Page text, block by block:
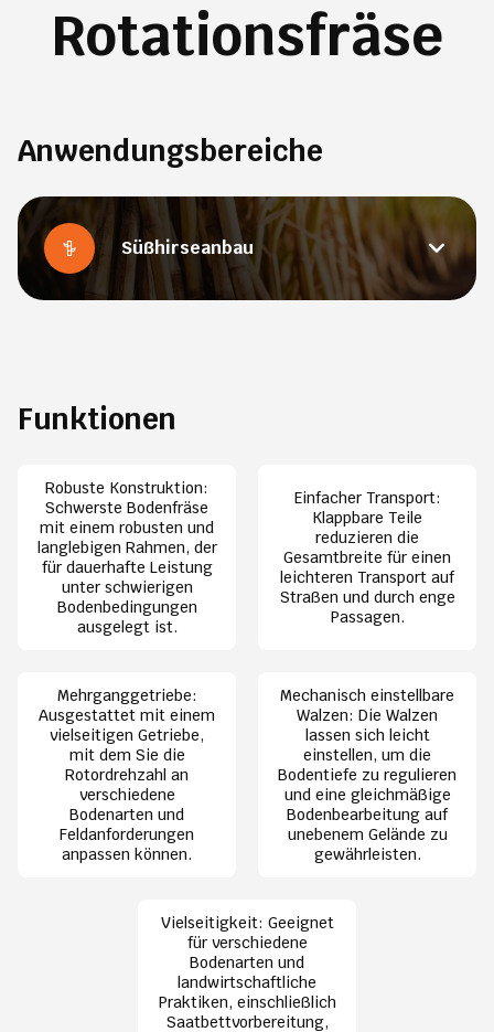
Rotationsfräse
Anwendungsbereiche
Süßhirseanbau
Funktionen
Robuste Konstruktion:
Schwerste Bodenfräse
mit einem robusten und
langlebigen Rahmen, der
für dauerhafte Leistung
unter schwierigen
Bodenbedingungen
ausgelegt ist.
Einfacher Transport:
Klappbare Teile
reduzieren die
Gesamtbreite für einen
leichteren Transport auf
Straßen und durch enge
Passagen.
Mehrganggetriebe:
Ausgestattet mit einem
vielseitigen Getriebe,
mit dem Sie die
Rotordrehzahl an
verschiedene
Bodenarten und
Feldanforderungen
anpassen können.
Mechanisch einstellbare
Walzen: Die Walzen
lassen sich leicht
einstellen, um die
Bodentiefe zu regulieren
und eine gleichmäßige
Bodenbearbeitung auf
unebenem Gelände zu
gewährleisten.
Vielseitigkeit: Geeignet
für verschiedene
Bodenarten und
landwirtschaftliche
Praktiken, einschließlich
Saatbettvorbereitung,